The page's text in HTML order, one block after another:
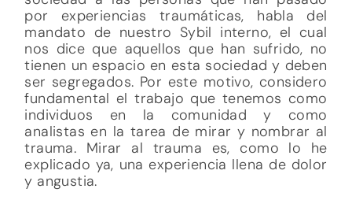
por experiencias traumáticas, habla del
mandato de nuestro Sybil interno, el cual
nos dice que aquellos que han sufrido, no
tienen un espacio en esta sociedad y deben
ser segregados. Por este motivo, considero
fundamental el trabajo que tenemos como
individuos en la comunidad y como
analistas en la tarea de mirar y nombrar al
trauma. Mirar al trauma es, como lo he
explicado ya, una experiencia llena de dolor
y angustia.